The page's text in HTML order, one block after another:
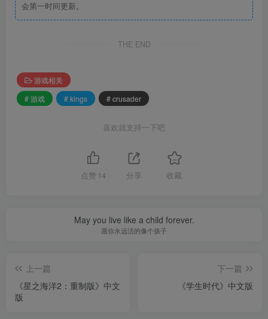
会第一时间更新。
THE END
游戏相关
# 游戏
# kings # crusader
喜欢就支持一下吧
点赞 14 分享 收藏
May you live like a child forever.
愿你永远活的像个孩子
上一篇
《星之海洋2：重制版》中文
版
下一篇
《学生时代》中文版